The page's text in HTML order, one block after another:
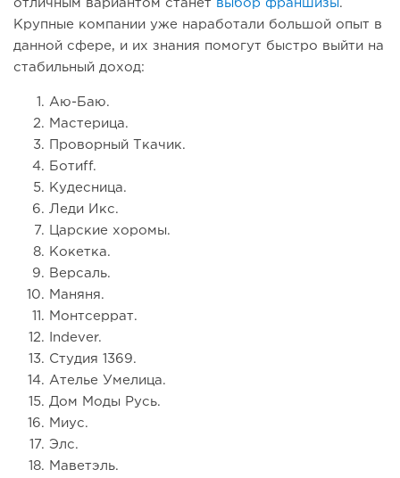
отличным вариантом станет выбор франшизы.
Крупные компании уже наработали большой опыт в
данной сфере, и их знания помогут быстро выйти на
стабильный доход:
Аю-Баю.
Мастерица.
Проворный Ткачик.
Ботиff.
Кудесница.
Леди Икс.
Царские хоромы.
Кокетка.
Версаль.
Маняня.
Монтсеррат.
Indever.
Студия 1369.
Ателье Умелица.
Дом Моды Русь.
Миус.
Элс.
Маветэль.